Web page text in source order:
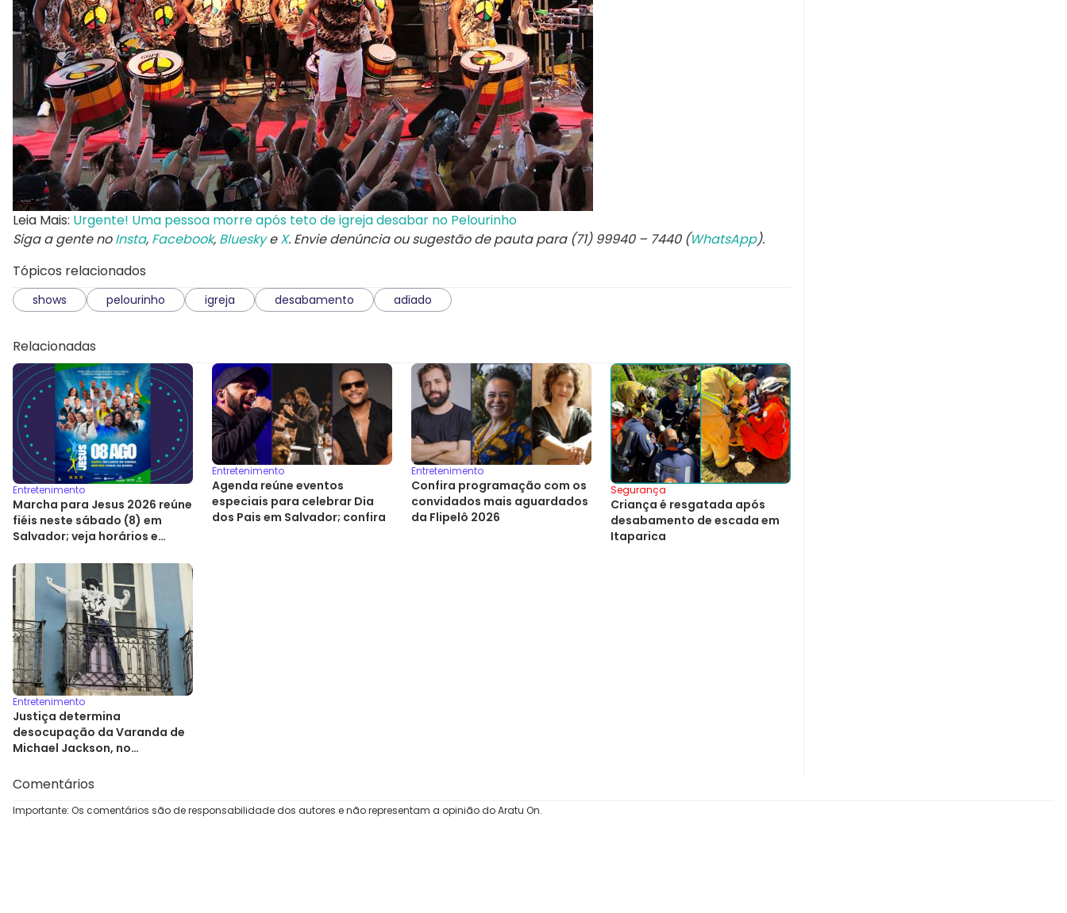
Leia Mais: Urgente! Uma pessoa morre após teto de igreja desabar no Pelourinho
Siga a gente noInsta, Facebook, BlueskyeX. Envie denúncia ou sugestão de pauta para (71) 99940 – 7440 (WhatsApp).
Tópicos relacionados
shows pelourinho igreja desabamento adiado
Relacionadas
Entretenimento
Marcha para Jesus 2026 reúne
fiéis neste sábado (8) em
Salvador; veja horários e
Entretenimento
Agenda reúne eventos
especiais para celebrar Dia
dos Pais em Salvador; confira
Entretenimento
Confira programação com os
convidados mais aguardados
da Flipelô 2026
Segurança
Criança é resgatada após
desabamento de escada em
Itaparica
Entretenimento
Justiça determina
desocupação da Varanda de
Michael Jackson, no
Comentários
Importante: Os comentários são de responsabilidade dos autores e não representam a opinião do Aratu On.